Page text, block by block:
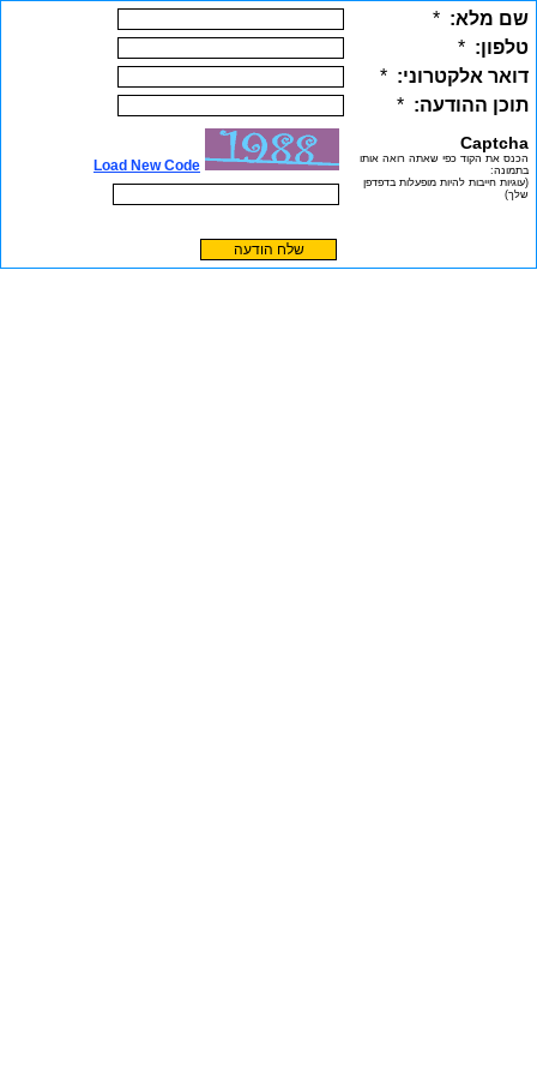
שם מלא: *
טלפון: *
דואר אלקטרוני: *
תוכן ההודעה: *
Captcha
הכנס את הקוד כפי שאתה רואה אותו
בתמונה:
(עוגיות חייבות להיות מופעלות בדפדפן
שלך)
Load New Code